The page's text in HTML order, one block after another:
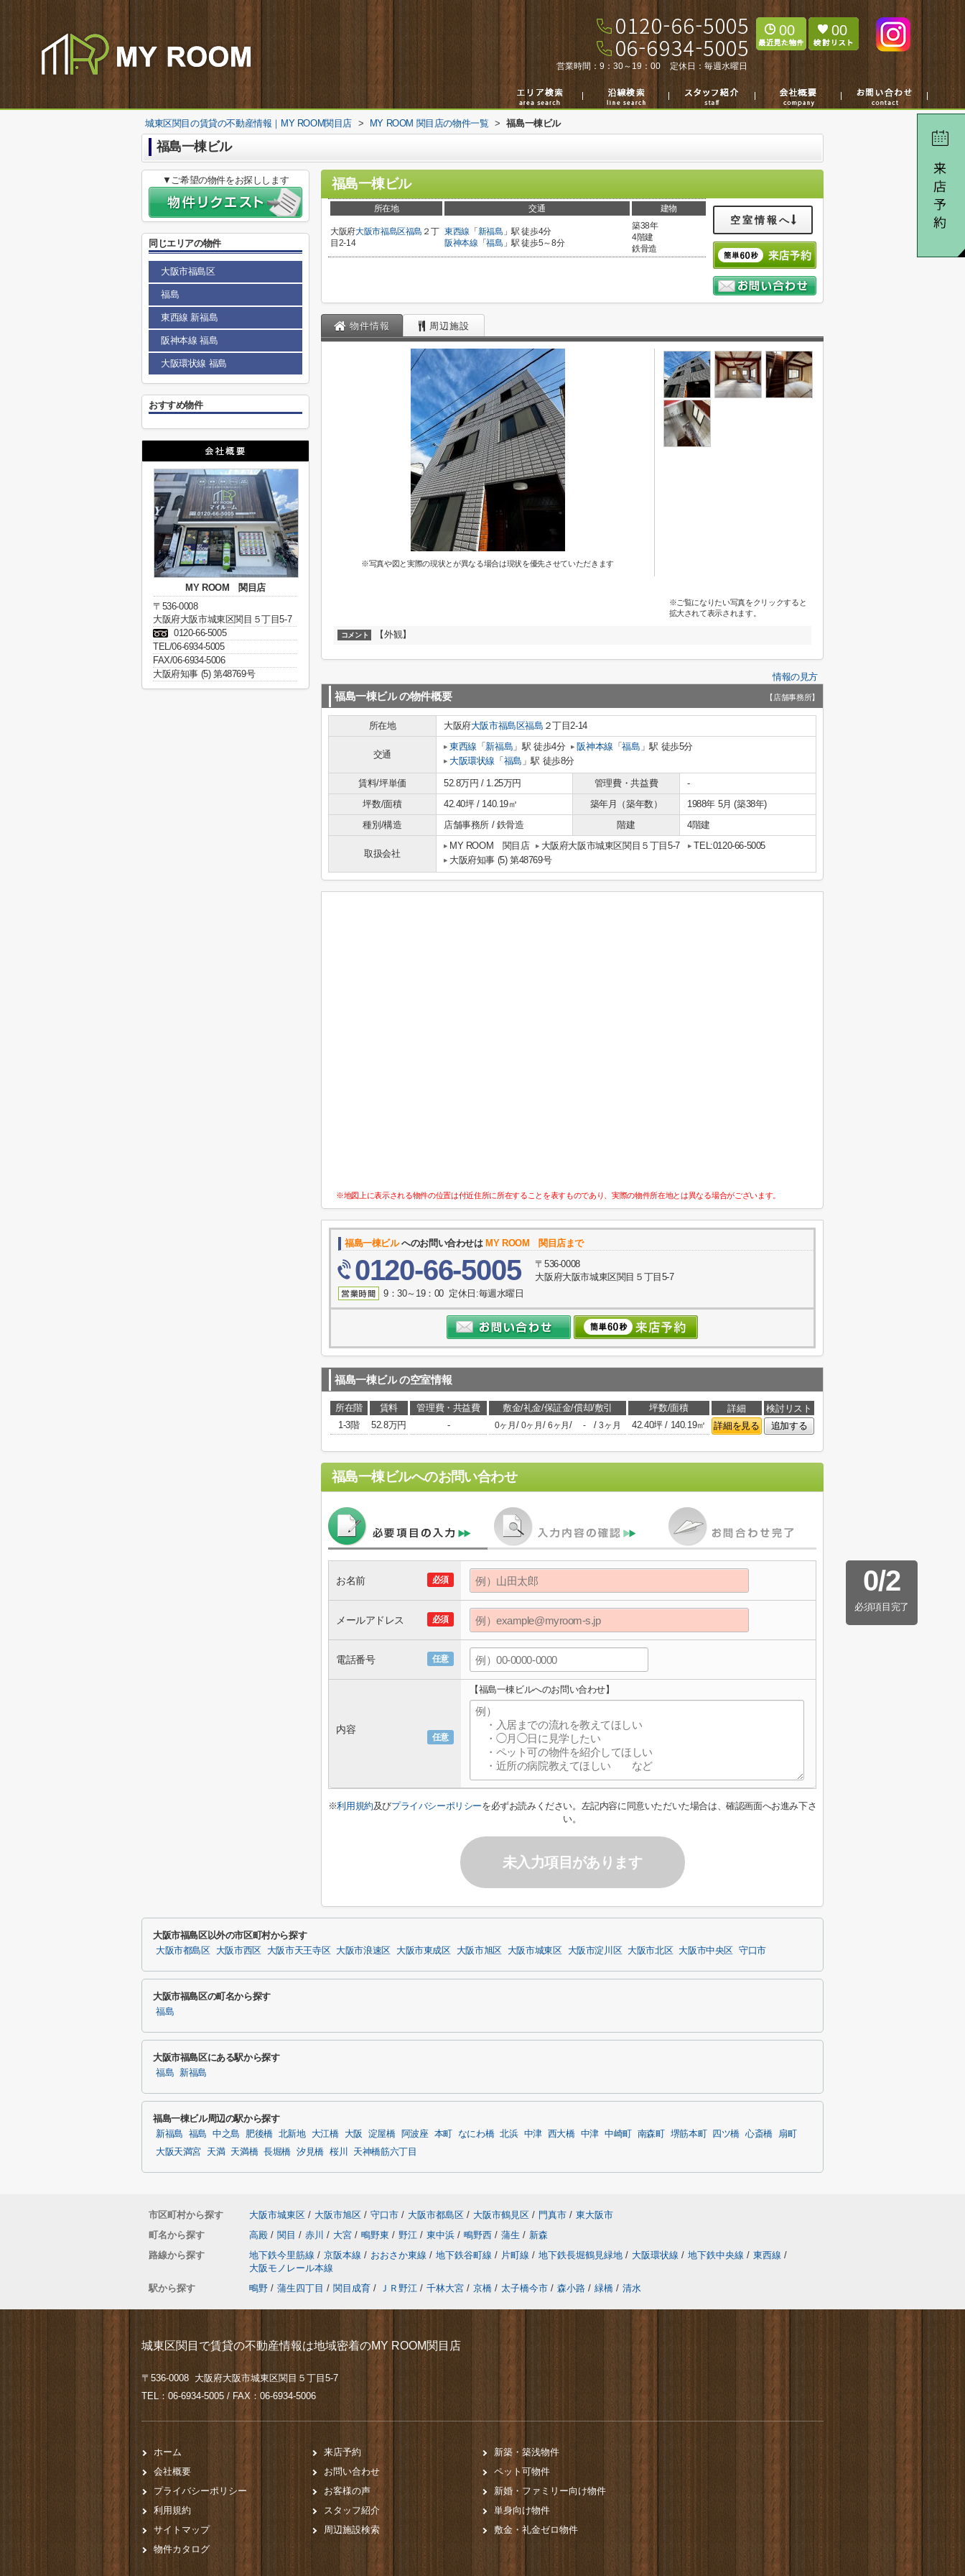
営業時間： 9：30～19：00 定休日： 毎週水曜日
00 00
城東区関目の賃貸の不動産情報｜MY ROOM関目店 > MY ROOM 関目店の物件一覧 > 福島一棟ビル
福島一棟ビル
福島一棟ビル
所在地 交通 建物
大阪府大阪市福島区福島 ２丁
目2-14
東西線 「 新福島 」駅 徒歩4分
阪神本線 「福島 」駅 徒歩5～8分
築38年
4階建
鉄骨造
空室情報へ
物件情報 周辺施設
※写真や図と実際の現状とが異なる場合は現状を優先させていただきます
※ご覧になりたい写真をクリックすると
拡大されて表示されます。
コメント 【外観】
情報の見方
福島一棟ビル の物件概要 【店舗事務所】
所在地 大阪府大阪市福島区福島 ２丁目2-14
交通
東西線 「 新福島 」駅 徒歩4分 阪神本線 「福島 」駅 徒歩5分
大阪環状線 「 福島 」駅 徒歩8分
賃料/坪単価 52.8万円 / 1.25万円 管理費・共益費
-
坪数/面積
42.40坪 / 140.19㎡ 築年月（築年数）
1988年 5月 (築38年)
種別/構造
店舗事務所 / 鉄骨造 階建 4階建
取扱会社
MY ROOM 関目店 大阪府大阪市城東区関目５丁目5-7
TEL:0120-66-5005
大阪府知事 (5) 第48769号
※地図上に表示される物件の位置は付近住所に所在することを表すものであり、実際の物件所在地とは異なる場合がございます。
福島一棟ビルへのお問い合わせは MY ROOM 関目店まで
0120-66-5005
〒536-0008
大阪府大阪市城東区関目５丁目5-7
9：30～19：00 定休日:毎週水曜日
福島一棟ビル の空室情報
所在階 賃料 管理費・共益費 敷金/礼金/保証金/償却/敷引 坪数/面積 詳細
検討リスト
1-3階
52.8万円 - 0ヶ月 / 0ヶ月 / 6ヶ月 / - /3ヶ月 42.40坪 / 140.19㎡ 詳細を見る 追加する
福島一棟ビルへのお問い合わせ
0/2
必須項目完了
必須
お名前
必須
メールアドレス
任意
電話番号
任意
内容
【福島一棟ビルへのお問い合わせ】
※利用規約及びプライバシーポリシーを必ずお読みください。左記内容に同意いただいた場合は、確認画面へお進み下さ
い。
未入力項目があります
▼ご希望の物件をお探しします
同じエリアの物件
大阪市福島区
福島
東西線 新福島
阪神本線 福島
大阪環状線 福島
おすすめ物件
MY ROOM 関目店
〒536-0008
大阪府大阪市城東区関目５丁目5-7
0120-66-5005
TEL/06-6934-5005
FAX/06-6934-5006
大阪府知事 (5) 第48769号
大阪市福島区以外の市区町村から探す
大阪市都島区 大阪市西区 大阪市天王寺区 大阪市浪速区 大阪市東成区 大阪市旭区 大阪市城東区 大阪市淀川区 大阪市北区 大阪市中央区 守口市
大阪市福島区の町名から探す
福島
大阪市福島区にある駅から探す
福島 新福島
福島一棟ビル周辺の駅から探す
新福島 福島 中之島 肥後橋 北新地 大江橋 大阪 淀屋橋 阿波座 本町 なにわ橋 北浜 中津 西大橋 中津 中崎町 南森町 堺筋本町 四ツ橋 心斎橋
扇町
大阪天満宮
天満 天満橋 長堀橋 汐見橋 桜川 天神橋筋六丁目
市区町村から探す 大阪市城東区 / 大阪市旭区 / 守口市 / 大阪市都島区 / 大阪市鶴見区 / 門真市 / 東大阪市
町名から探す
高殿 / 関目 / 赤川 / 大宮 / 鴫野東 / 野江 / 東中浜 / 鴫野西 / 蒲生 / 新森
路線から探す
地下鉄今里筋線 / 京阪本線 / おおさか東線 / 地下鉄谷町線 / 片町線 / 地下鉄長堀鶴見緑地 / 大阪環状線 / 地下鉄中央線 / 東西線 /
大阪モノレール本線
駅から探す
鴫野 / 蒲生四丁目 / 関目成育 / ＪＲ野江 / 千林大宮 / 京橋 / 太子橋今市 / 森小路 / 緑橋 / 清水
城東区関目で賃貸の不動産情報は地域密着のMY ROOM関目店
〒536-0008 大阪府大阪市城東区関目５丁目5-7
TEL：06-6934-5005 / FAX：06-6934-5006
ホーム
会社概要
プライバシーポリシー
利用規約
サイトマップ
物件カタログ
来店予約
お問い合わせ
お客様の声
スタッフ紹介
周辺施設検索
新築・築浅物件
ペット可物件
新婚・ファミリー向け物件
単身向け物件
敷金・礼金ゼロ物件